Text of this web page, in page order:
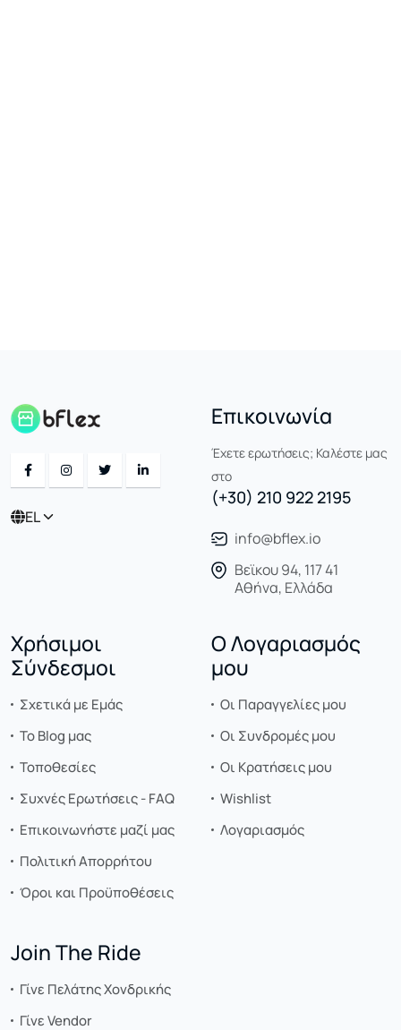
EL
Επικοινωνία
Έχετε ερωτήσεις; Καλέστε μας
στο
(+30) 210 922 2195
info@bflex.io
Βεϊκου 94, 117 41
Αθήνα, Ελλάδα
Χρήσιμοι
Σύνδεσμοι
Σχετικά με Εμάς
Το Blog μας
Τοποθεσίες
Συχνές Ερωτήσεις - FAQ
Επικοινωνήστε μαζί μας
Πολιτική Απορρήτου
Όροι και Προϋποθέσεις
Ο Λογαριασμός
μου
Οι Παραγγελίες μου
Οι Συνδρομές μου
Οι Κρατήσεις μου
Wishlist
Λογαριασμός
Join The Ride
Γίνε Πελάτης Χονδρικής
Γίνε Vendor